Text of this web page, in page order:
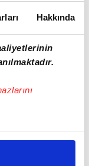
Hakkında
özel
yaparken